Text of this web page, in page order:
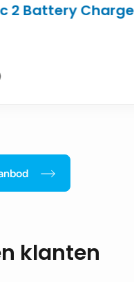
2 Battery Charger
klanten